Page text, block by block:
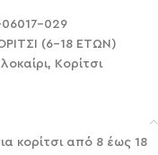
029
(6-18 ΕΤΩΝ)
, Κορίτσι
κορίτσι από 8 έως 18